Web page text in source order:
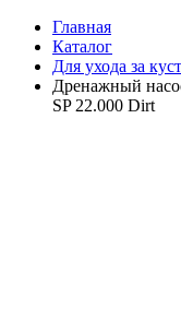
Главная
Каталог
Для ухода за
Дренажный
SP 22.000 Dirt